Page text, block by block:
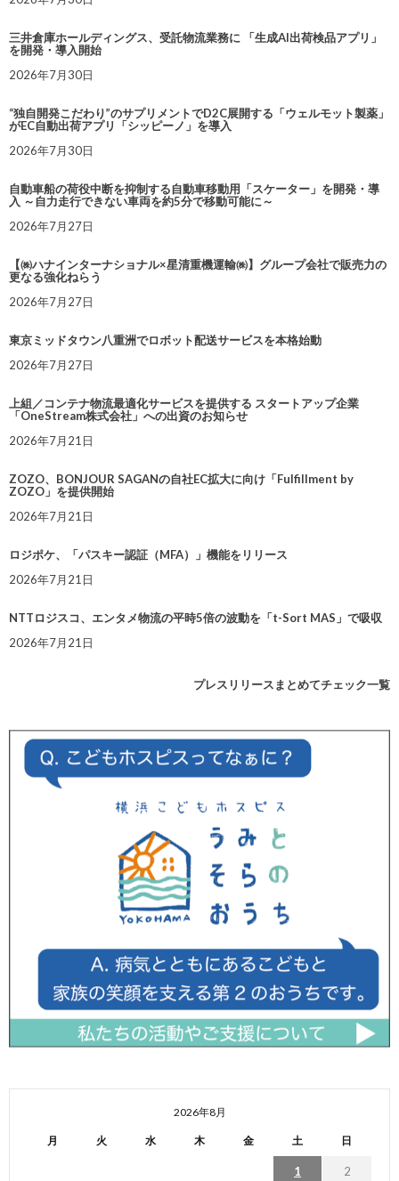
三井倉庫ホールディングス、受託物流業務に 「生成AI出荷検品アプリ」
を開発・導入開始
2026年7月30日
“独自開発こだわり”のサプリメントでD2C展開する「ウェルモット製薬」
がEC自動出荷アプリ「シッピーノ」を導入
2026年7月30日
自動車船の荷役中断を抑制する自動車移動用「スケーター」を開発・導
入 ～自力走行できない車両を約5分で移動可能に～
2026年7月27日
【㈱ハナインターナショナル×星清重機運輸㈱】グループ会社で販売力の
更なる強化ねらう
2026年7月27日
東京ミッドタウン八重洲でロボット配送サービスを本格始動
2026年7月27日
上組／コンテナ物流最適化サービスを提供する スタートアップ企業
「OneStream株式会社」への出資のお知らせ
2026年7月21日
ZOZO、BONJOUR SAGANの自社EC拡大に向け「Fulfillment by
ZOZO」を提供開始
2026年7月21日
ロジポケ、「パスキー認証（MFA）」機能をリリース
2026年7月21日
NTTロジスコ、エンタメ物流の平時5倍の波動を「t-Sort MAS」で吸収
2026年7月21日
プレスリリースまとめてチェック一覧
2026年8月
月 火 水 木 金 土 日
1 2